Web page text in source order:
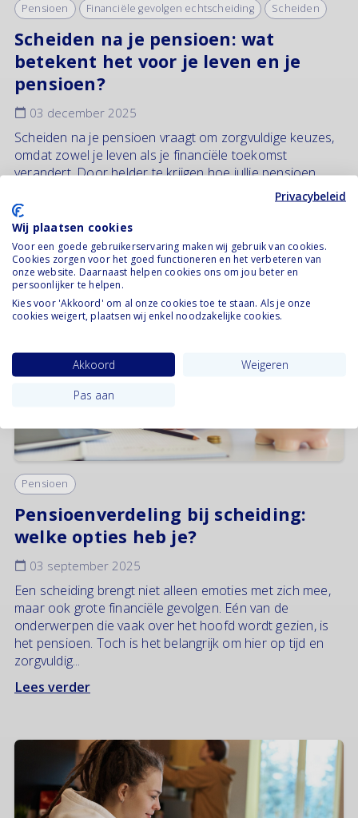
Pensioen Financiële gevolgen echtscheiding Scheiden
Scheiden na je pensioen: wat
betekent het voor je leven en je
pensioen?
03 december 2025
Scheiden na je pensioen vraagt om zorgvuldige keuzes,
omdat zowel je leven als je financiële toekomst
verandert. Door helder te krijgen hoe jullie pensioen
wordt verdeeld, welke afspraken je moet vastleggen en
welke impact...
Lees verder
Pensioen
Pensioenverdeling bij scheiding:
welke opties heb je?
03 september 2025
Een scheiding brengt niet alleen emoties met zich mee,
maar ook grote financiële gevolgen. Eén van de
onderwerpen die vaak over het hoofd wordt gezien, is
het pensioen. Toch is het belangrijk om hier op tijd en
zorgvuldig...
Lees verder
Privacybeleid
Wij plaatsen cookies
Voor een goede gebruikerservaring maken wij gebruik van cookies.
Cookies zorgen voor het goed functioneren en het verbeteren van
onze website. Daarnaast helpen cookies ons om jou beter en
persoonlijker te helpen.
Kies voor 'Akkoord' om al onze cookies toe te staan. Als je onze
cookies weigert, plaatsen wij enkel noodzakelijke cookies.
Akkoord
Weigeren
Pas aan